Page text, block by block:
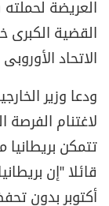
العريضة
القضية الكبرى
الاتحاد
ودعا وزير
لاغتنام
تتمكن
قائلا "إن
أكتوبر بدون